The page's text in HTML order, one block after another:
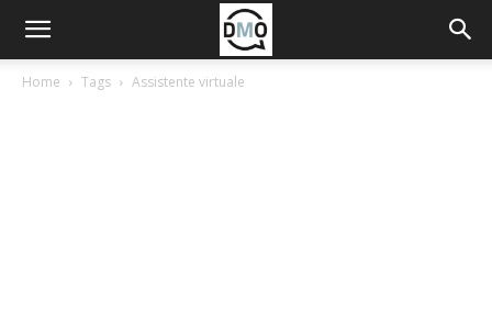
Home Tags Assistente virtuale